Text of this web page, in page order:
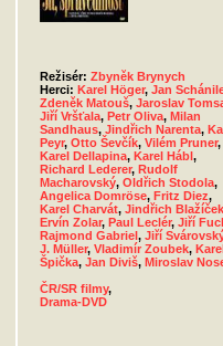
Režisér: Zbyněk Brynych
Herci: Karel Höger, Jan
Zdeněk Matouš, Jaroslav
Jiří Vršťala, Petr Oliva, Milan
Sandhaus, Jindřich Narenta,
Peyr, Otto Ševčík, Vilém Pruner,
Karel Dellapina, Karel Hábl,
Richard Lederer, Rudolf
Macharovský, Oldřich Stodola,
Angelica Domröse, Fritz Diez,
Karel Charvát, Jindřich Blažíček
Ervín Zolar, Paul Leclér, Jiří
Rajmond Gabriel, Jiří
J. Müller, Vladimír Zoubek,
Špička, Jan Diviš, Miroslav
ČR/SR filmy,
Drama-DVD